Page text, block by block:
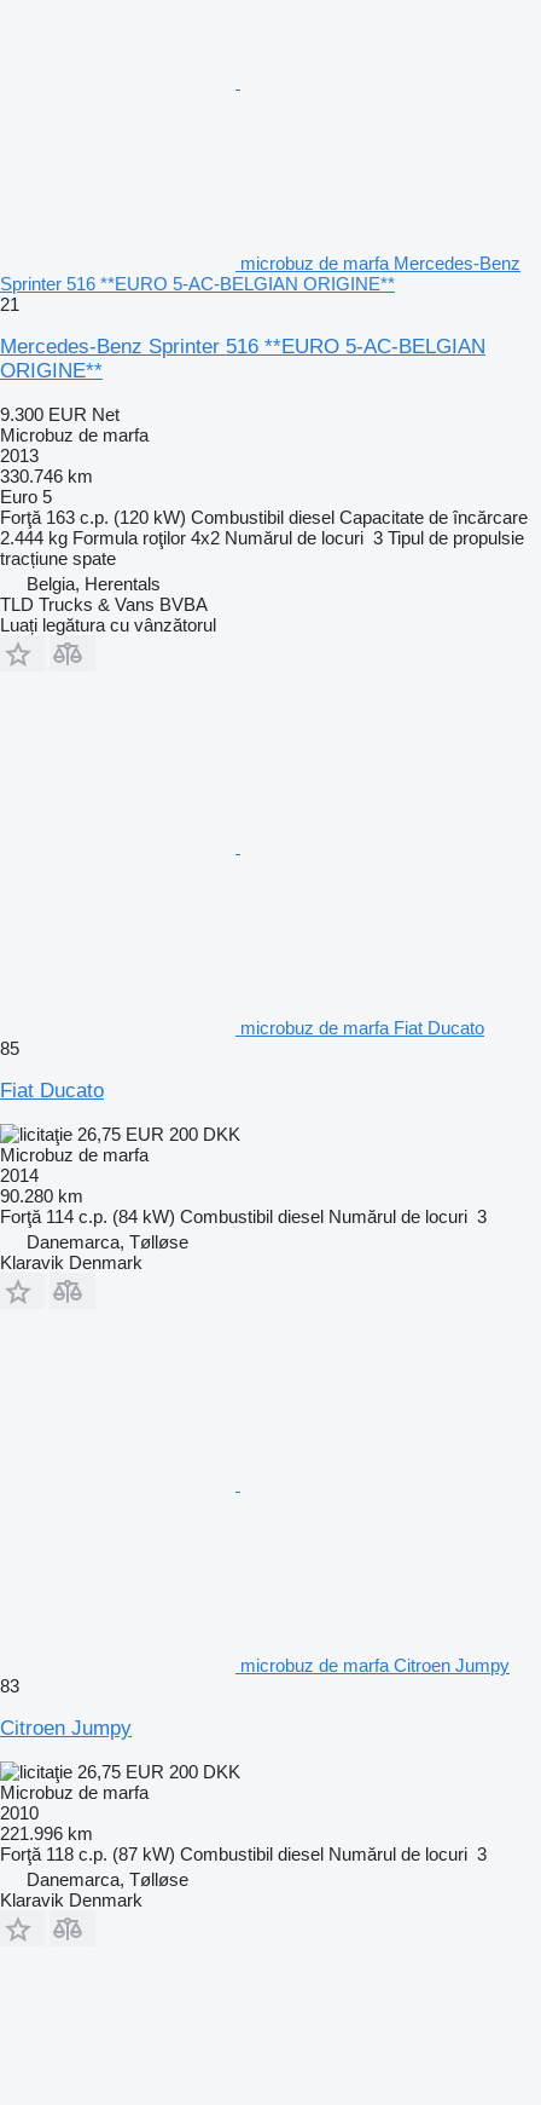
microbuz de marfa Mercedes-Benz
Sprinter 516 **EURO 5-AC-BELGIAN ORIGINE**
21
Mercedes-Benz Sprinter 516 **EURO 5-AC-BELGIAN
ORIGINE**
9.300 EUR Net
Microbuz de marfa
2013
330.746 km
Euro 5
Forţă 163 c.p. (120 kW) Combustibil diesel Capacitate de încărcare
2.444 kg Formula roţilor 4x2 Numărul de locuri 3 Tipul de propulsie
tracțiune spate
Belgia, Herentals
TLD Trucks & Vans BVBA
Luați legătura cu vânzătorul
microbuz de marfa Fiat Ducato
85
Fiat Ducato
26,75 EUR 200 DKK
Microbuz de marfa
2014
90.280 km
Forţă 114 c.p. (84 kW) Combustibil diesel Numărul de locuri 3
Danemarca, Tølløse
Klaravik Denmark
microbuz de marfa Citroen Jumpy
83
Citroen Jumpy
26,75 EUR 200 DKK
Microbuz de marfa
2010
221.996 km
Forţă 118 c.p. (87 kW) Combustibil diesel Numărul de locuri 3
Danemarca, Tølløse
Klaravik Denmark